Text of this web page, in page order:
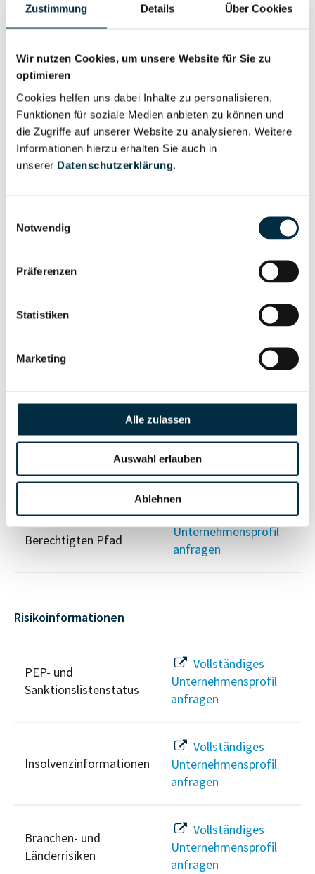
Zustimmung Details Über Cookies
Wir nutzen Cookies, um unsere Website für Sie zu
optimieren
Cookies helfen uns dabei Inhalte zu personalisieren,
Funktionen für soziale Medien anbieten zu können und
die Zugriffe auf unserer Website zu analysieren. Weitere
Informationen hierzu erhalten Sie auch in
unserer Datenschutzerklärung.
Notwendig
Präferenzen
Statistiken
Marketing
Alle zulassen
Auswahl erlauben
Ablehnen
Personen im Unternehmen
Vorstandsmitglied (3)
Für registrierte
Nutzer
Berechtigter
Unternehmensprofil
Gesellschafterstruktur
Vollständiges
Unternehmensprofil
Unternehmensnetzwerk
Vollständiges
Unternehmensprofil
anfragen
Berechtigten Pfad
Vollständiges
Unternehmensprofil
anfragen
Risikoinformationen
PEP- und
Sanktionslistenstatus
Vollständiges
Unternehmensprofil
anfragen
Insolvenzinformationen
Vollständiges
Unternehmensprofil
anfragen
Branchen- und
Länderrisiken
Vollständiges
Unternehmensprofil
anfragen